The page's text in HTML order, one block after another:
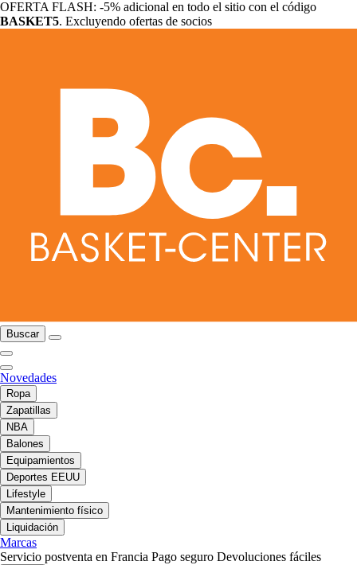
OFERTA FLASH: -5% adicional en todo el sitio con el código
BASKET5. Excluyendo ofertas de socios
Buscar
Novedades
Ropa
Zapatillas
NBA
Balones
Equipamientos
Deportes EEUU
Lifestyle
Mantenimiento físico
Liquidación
Marcas
Servicio postventa en Francia Pago seguro Devoluciones fáciles